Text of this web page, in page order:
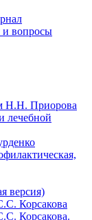
и вопросы
Н.Н. Приорова
лечебной
версия)
Корсакова
Корсакова.